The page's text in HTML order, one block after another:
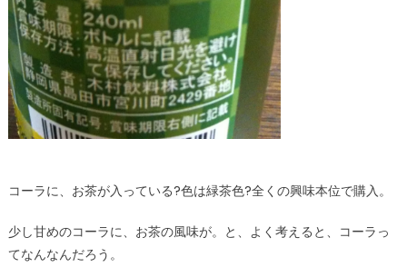
コーラに、お茶が入っている?色は緑茶色?全くの興味本位で購入。
少し甘めのコーラに、お茶の風味が。と、よく考えると、コーラっ
てなんなんだろう。